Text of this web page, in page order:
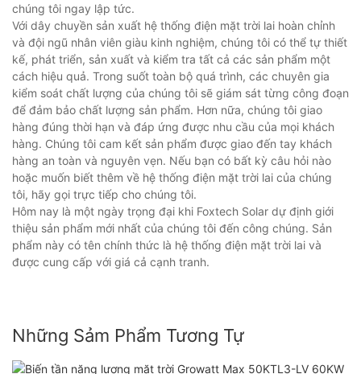
chúng tôi ngay lập tức.
Với dây chuyền sản xuất hệ thống điện mặt trời lai hoàn chỉnh
và đội ngũ nhân viên giàu kinh nghiệm, chúng tôi có thể tự thiết
kế, phát triển, sản xuất và kiểm tra tất cả các sản phẩm một
cách hiệu quả. Trong suốt toàn bộ quá trình, các chuyên gia
kiểm soát chất lượng của chúng tôi sẽ giám sát từng công đoạn
để đảm bảo chất lượng sản phẩm. Hơn nữa, chúng tôi giao
hàng đúng thời hạn và đáp ứng được nhu cầu của mọi khách
hàng. Chúng tôi cam kết sản phẩm được giao đến tay khách
hàng an toàn và nguyên vẹn. Nếu bạn có bất kỳ câu hỏi nào
hoặc muốn biết thêm về hệ thống điện mặt trời lai của chúng
tôi, hãy gọi trực tiếp cho chúng tôi.
Hôm nay là một ngày trọng đại khi Foxtech Solar dự định giới
thiệu sản phẩm mới nhất của chúng tôi đến công chúng. Sản
phẩm này có tên chính thức là hệ thống điện mặt trời lai và
được cung cấp với giá cả cạnh tranh.
Những Sảm Phẩm Tương Tự